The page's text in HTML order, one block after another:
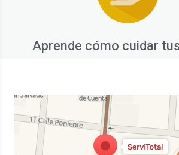
Aprende cómo cuidar